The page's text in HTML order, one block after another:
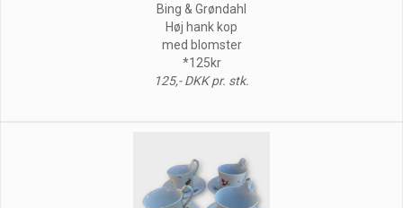
Bing & Grøndahl
Høj hank kop
med blomster
*125kr
125,- DKK pr. stk.